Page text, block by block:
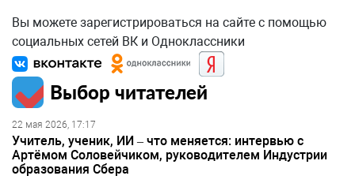
Вы можете зарегистрироваться на сайте с помощью
социальных сетей ВК и Одноклассники
Выбор читателей
22 мая 2026, 17:17
Учитель, ученик, ИИ – что меняется: интервью с
Артёмом Соловейчиком, руководителем Индустрии
образования Сбера